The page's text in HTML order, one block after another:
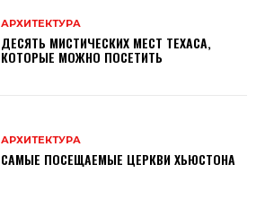
АРХИТЕКТУРА
ДЕСЯТЬ МИСТИЧЕСКИХ МЕСТ ТЕХАСА,
КОТОРЫЕ МОЖНО ПОСЕТИТЬ
АРХИТЕКТУРА
САМЫЕ ПОСЕЩАЕМЫЕ ЦЕРКВИ ХЬЮСТОНА